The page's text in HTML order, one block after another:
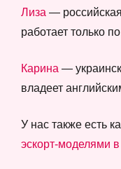
Лиза —
работает только
Карина —
владеет
У нас также есть
эскорт-моделями